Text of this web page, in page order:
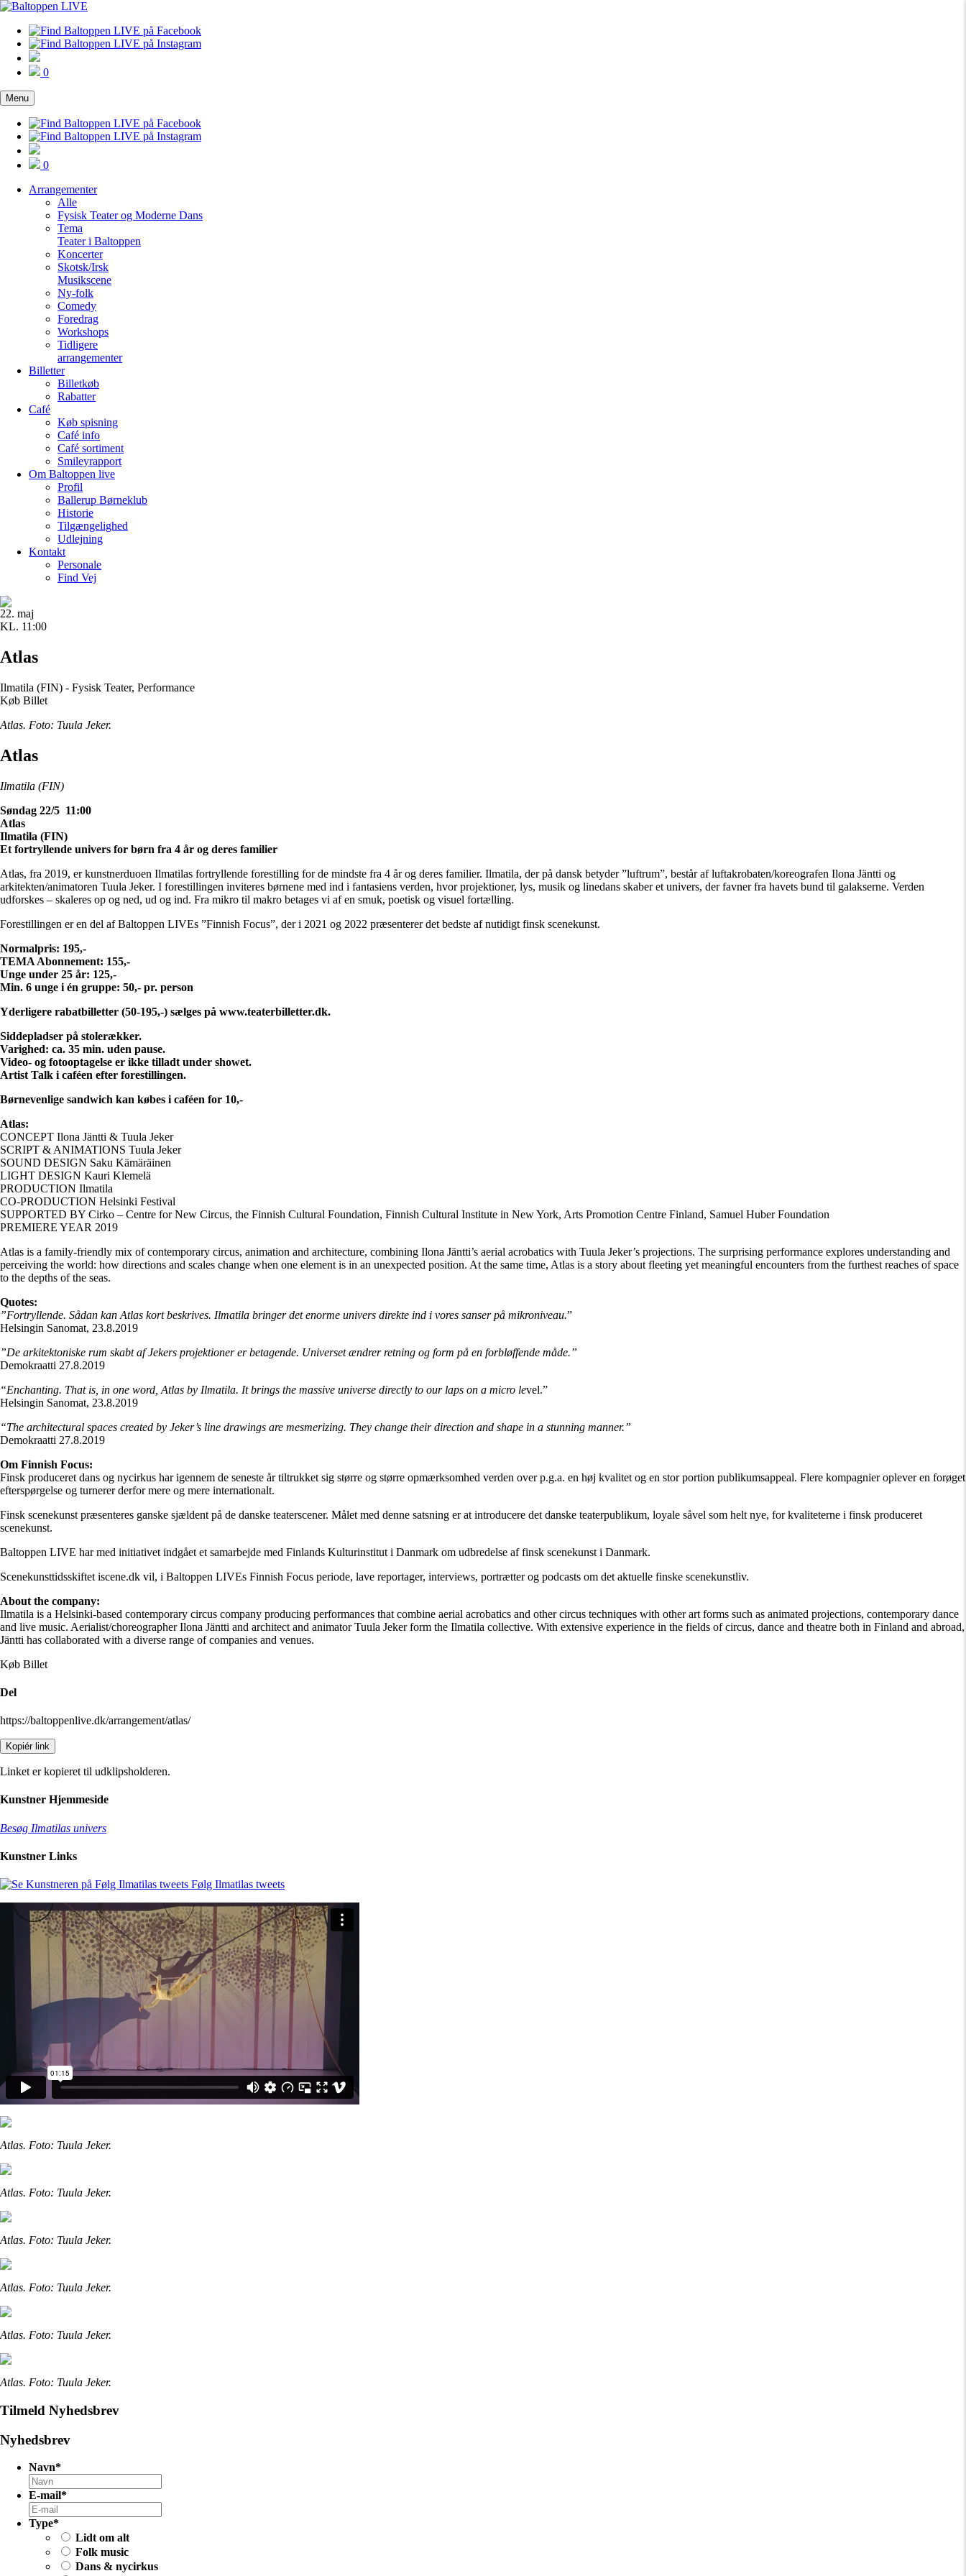
0
Menu
0
Arrangementer
Alle
Fysisk Teater og Moderne Dans
Tema
Teater i Baltoppen
Koncerter
Skotsk/Irsk
Musikscene
Ny-folk
Comedy
Foredrag
Workshops
Tidligere
arrangementer
Billetter
Billetkøb
Rabatter
Café
Køb spisning
Café info
Café sortiment
Smileyrapport
Om Baltoppen live
Profil
Ballerup Børneklub
Historie
Tilgængelighed
Udlejning
Kontakt
Personale
Find Vej
22. maj
KL. 11:00
Atlas
Ilmatila (FIN) - Fysisk Teater, Performance
Køb Billet
Atlas. Foto: Tuula Jeker.
Atlas
Ilmatila (FIN)
Søndag 22/5 11:00
Atlas
Ilmatila (FIN)
Et fortryllende univers for børn fra 4 år og deres familier
Atlas, fra 2019, er kunstnerduoen Ilmatilas fortryllende forestilling for de mindste fra 4 år og deres familier. Ilmatila, der på dansk betyder ”luftrum”, består af luftakrobaten/koreografen Ilona Jäntti og
arkitekten/animatoren Tuula Jeker. I forestillingen inviteres børnene med ind i fantasiens verden, hvor projektioner, lys, musik og linedans skaber et univers, der favner fra havets bund til galakserne. Verden
udforskes – skaleres op og ned, ud og ind. Fra mikro til makro betages vi af en smuk, poetisk og visuel fortælling.
Forestillingen er en del af Baltoppen LIVEs ”Finnish Focus”, der i 2021 og 2022 præsenterer det bedste af nutidigt finsk scenekunst.
Normalpris: 195,-
TEMA Abonnement: 155,-
Unge under 25 år: 125,-
Min. 6 unge i én gruppe: 50,- pr. person
Yderligere rabatbilletter (50-195,-) sælges på www.teaterbilletter.dk.
Siddepladser på stolerækker.
Varighed: ca. 35 min. uden pause.
Video- og fotooptagelse er ikke tilladt under showet.
Artist Talk i caféen efter forestillingen.
Børnevenlige sandwich kan købes i caféen for 10,-
Atlas:
CONCEPT Ilona Jäntti & Tuula Jeker
SCRIPT & ANIMATIONS Tuula Jeker
SOUND DESIGN Saku Kämäräinen
LIGHT DESIGN Kauri Klemelä
PRODUCTION Ilmatila
CO-PRODUCTION Helsinki Festival
SUPPORTED BY Cirko – Centre for New Circus, the Finnish Cultural Foundation, Finnish Cultural Institute in New York, Arts Promotion Centre Finland, Samuel Huber Foundation
PREMIERE YEAR 2019
Atlas is a family-friendly mix of contemporary circus, animation and architecture, combining Ilona Jäntti’s aerial acrobatics with Tuula Jeker’s projections. The surprising performance explores understanding and
perceiving the world: how directions and scales change when one element is in an unexpected position. At the same time, Atlas is a story about fleeting yet meaningful encounters from the furthest reaches of space
to the depths of the seas.
Quotes:
”Fortryllende. Sådan kan Atlas kort beskrives. Ilmatila bringer det enorme univers direkte ind i vores sanser på mikroniveau.”
Helsingin Sanomat, 23.8.2019
”De arkitektoniske rum skabt af Jekers projektioner er betagende. Universet ændrer retning og form på en forbløffende måde.”
Demokraatti 27.8.2019
“Enchanting. That is, in one word, Atlas by Ilmatila. It brings the massive universe directly to our laps on a micro level.”
Helsingin Sanomat, 23.8.2019
“The architectural spaces created by Jeker’s line drawings are mesmerizing. They change their direction and shape in a stunning manner.”
Demokraatti 27.8.2019
Om Finnish Focus:
Finsk produceret dans og nycirkus har igennem de seneste år tiltrukket sig større og større opmærksomhed verden over p.g.a. en høj kvalitet og en stor portion publikumsappeal. Flere kompagnier oplever en forøget
efterspørgelse og turnerer derfor mere og mere internationalt.
Finsk scenekunst præsenteres ganske sjældent på de danske teaterscener. Målet med denne satsning er at introducere det danske teaterpublikum, loyale såvel som helt nye, for kvaliteterne i finsk produceret
scenekunst.
Baltoppen LIVE har med initiativet indgået et samarbejde med Finlands Kulturinstitut i Danmark om udbredelse af finsk scenekunst i Danmark.
Scenekunsttidsskiftet iscene.dk vil, i Baltoppen LIVEs Finnish Focus periode, lave reportager, interviews, portrætter og podcasts om det aktuelle finske scenekunstliv.
About the company:
Ilmatila is a Helsinki-based contemporary circus company producing performances that combine aerial acrobatics and other circus techniques with other art forms such as animated projections, contemporary dance
and live music. Aerialist/choreographer Ilona Jäntti and architect and animator Tuula Jeker form the Ilmatila collective. With extensive experience in the fields of circus, dance and theatre both in Finland and abroad,
Jäntti has collaborated with a diverse range of companies and venues.
Køb Billet
Del
https://baltoppenlive.dk/arrangement/atlas/
Kopiér link
Linket er kopieret til udklipsholderen.
Kunstner Hjemmeside
Besøg Ilmatilas univers
Kunstner Links
Følg Ilmatilas tweets
Atlas. Foto: Tuula Jeker.
Atlas. Foto: Tuula Jeker.
Atlas. Foto: Tuula Jeker.
Atlas. Foto: Tuula Jeker.
Atlas. Foto: Tuula Jeker.
Atlas. Foto: Tuula Jeker.
Tilmeld Nyhedsbrev
Nyhedsbrev
Navn*
E-mail*
Type*
Lidt om alt
Folk music
Dans & nycirkus